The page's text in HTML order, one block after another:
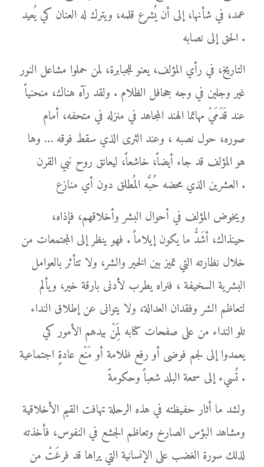
عمد، في شأنها، إلى أن يُشرع قلمه، ويترك له العنان كي يُعيد
الحق إلى نصابه .
التاريخ، في رأي المؤلف، يعنو للجبابرة، لمن حملوا مشاعل النور
غير وجلين في وجه جحافل الظلام . ولقد رآه هناك، منحنياً
عند قَدَمَيْ مهاتما الهند المجاهد في منزله في متحفه، أمام
صوره، حول نصبه ، وعند الثرى الذي سقط فوقه … وها
هو المؤلف قد جاء أيضاً، خاشعاً، ليعانق روح نبي القرن
العشرين الذي محضه حُبَّه المُطلق دون أي منازع .
ويخوض المؤلف في أحوال البشر وأخلاقهم، فإذاه،
حينذاك، أشَدُّ ما يكون إيلاماً . فهو ينظر إلى المجتمعات من
خلال نظارته التي تميز بين الخير والشر، ولا تتأثر بالعوامل
البشرية السخيفة ، فنراه يطرب لأدنى بارقة خير، ويألم
لتعاظم الشر وفقدان العدالة، ولا يتوانى عن إطلاق النداء
تلو النداء من على صفحات كتابه لِمَنْ بيدهم الأمور كي
يعمدوا إلى لجم فوضى أو رفع ظلامة أو مَنْع عادةٍ اجتماعية
تُسيء إلى سمعة البلد شعباً وحكومةً .
ولشد ما أثار حفيظته في هذه الرحلة تهافت القيم الأخلاقية
ومشاهد البؤس الصارخ وتعاظم الجشع في النفوس، فأخذته
لذلك سورة الغضب على الإنسانية التي يراها قد فرغَتْ من